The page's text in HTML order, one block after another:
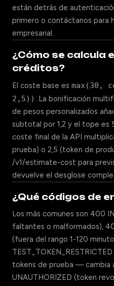
están detrás de
primero o contáctanos para
empresarial.
¿Cómo se calcula
créditos?
El coste base es max(30,
2,5)) . La bonificación
de pesos personalizados
subtotal por 1,2 y el tope es
coste final de la API
prueba) o 2,5 (token de
/v1/estimate-cost para
devuelve el desglose
¿Qué códigos de
Los más comunes son 400
faltantes o malformados),
(fuera del rango 1-120
tokens de prueba — cambia
UNAUTHORIZED (token